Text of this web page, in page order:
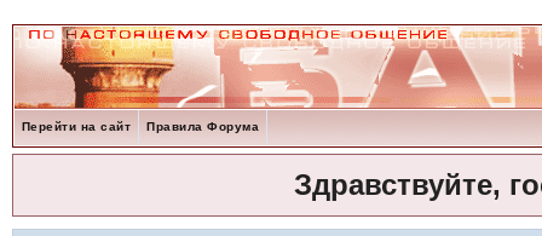
Перейти на сайт Правила Форума
Здравствуйте,